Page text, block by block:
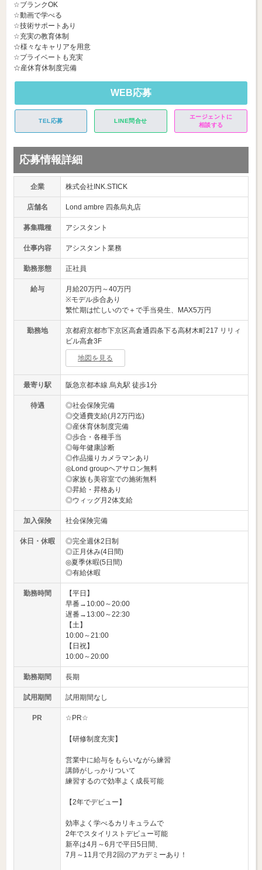
☆ブランクOK
☆動画で学べる
☆技術サポートあり
☆充実の教育体制
☆様々なキャリアを用意
☆プライベートも充実
☆産休育休制度完備
WEB応募
TEL応募 LINE問合せ
エージェントに
相談する
応募情報詳細
企業 株式会社INK.STICK
店舗名 Lond ambre 四条烏丸店
募集職種 アシスタント
仕事内容 アシスタント業務
勤務形態 正社員
給与
月給20万円～40万円
※モデル歩合あり
繁忙期は忙しいので＋で手当発生、MAX5万円
勤務地
京都府京都市下京区高倉通四条下る高材木町217 リリィ
ビル高倉3F
地図を見る
最寄り駅 阪急京都本線 烏丸駅 徒歩1分
待遇
◎社会保険完備
◎交通費支給(月2万円迄)
◎産休育休制度完備
◎歩合・各種手当
◎毎年健康診断
◎作品撮りカメラマンあり
◎Lond groupヘアサロン無料
◎家族も美容室での施術無料
◎昇給・昇格あり
◎ウィッグ月2体支給
加入保険 社会保険完備
休日・休暇
◎完全週休2日制
◎正月休み(4日間)
◎夏季休暇(5日間)
◎有給休暇
勤務時間
【平日】
早番→10:00～20:00
遅番→13:00～22:30
【土】
10:00～21:00
【日祝】
10:00～20:00
勤務期間 長期
試用期間 試用期間なし
PR ☆PR☆
【研修制度充実】
営業中に給与をもらいながら練習
講師がしっかりついて
練習するので効率よく成長可能
【2年でデビュー】
効率よく学べるカリキュラムで
2年でスタイリストデビュー可能
新卒は4月～6月で平日5日間、
7月～11月で月2回のアカデミーあり！